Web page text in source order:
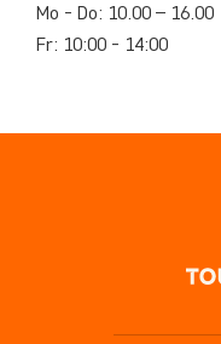
Mo - Do: 10.00 – 16.00
Fr: 10:00 - 14:00